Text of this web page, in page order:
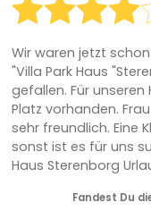
Wir waren jetzt
"Villa Park Haus
gefallen. Für
Platz vorhanden.
sehr freundlich. Eine
sonst ist es für uns
Haus Sterenborg
Fandest Du